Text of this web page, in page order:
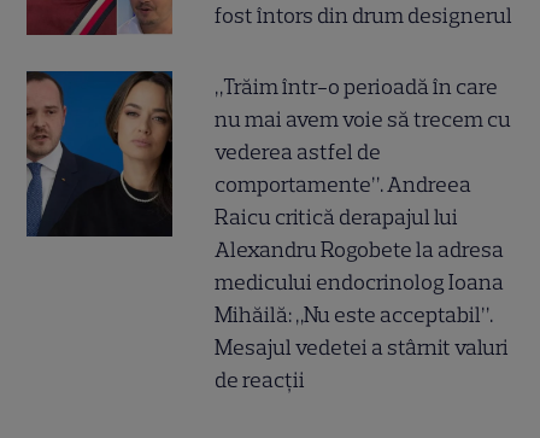
fost întors din drum designerul
„Trăim într-o perioadă în care
nu mai avem voie să trecem cu
vederea astfel de
comportamente”. Andreea
Raicu critică derapajul lui
Alexandru Rogobete la adresa
medicului endocrinolog Ioana
Mihăilă: „Nu este acceptabil”.
Mesajul vedetei a stârnit valuri
de reacții